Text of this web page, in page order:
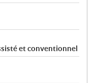
et conventionnel